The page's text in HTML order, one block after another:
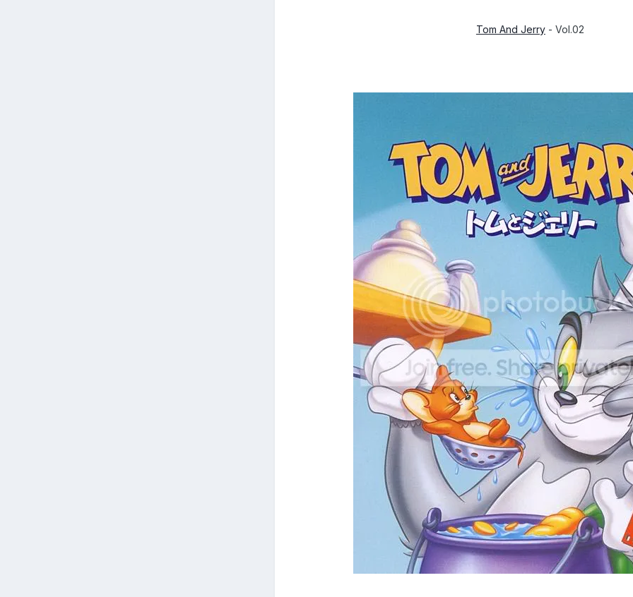
Tom And Jerry- Vol.02